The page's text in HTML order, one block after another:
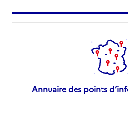
Annuaire des points